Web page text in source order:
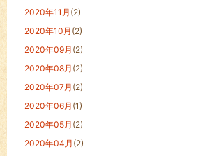
2020年11月 (2)
2020年10月 (2)
2020年09月 (2)
2020年08月 (2)
2020年07月 (2)
2020年06月 (1)
2020年05月 (2)
2020年04月 (2)